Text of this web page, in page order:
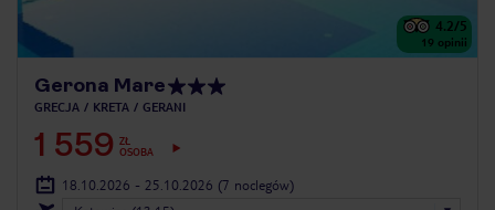
4.2/5
19 opinii
Gerona Mare
GRECJA KRETA GERANI
1 559 ZŁ
OSOBA
18.10.2026 - 25.10.2026 (7 noclegów)